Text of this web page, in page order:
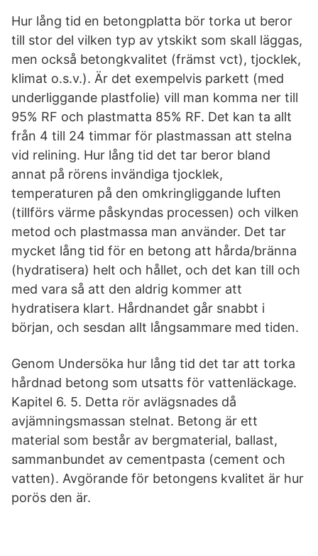
Hur lång tid en betongplatta bör torka ut beror
till stor del vilken typ av ytskikt som skall läggas,
men också betongkvalitet (främst vct), tjocklek,
klimat o.s.v.). Är det exempelvis parkett (med
underliggande plastfolie) vill man komma ner till
95% RF och plastmatta 85% RF. Det kan ta allt
från 4 till 24 timmar för plastmassan att stelna
vid relining. Hur lång tid det tar beror bland
annat på rörens invändiga tjocklek,
temperaturen på den omkringliggande luften
(tillförs värme påskyndas processen) och vilken
metod och plastmassa man använder. Det tar
mycket lång tid för en betong att hårda/bränna
(hydratisera) helt och hållet, och det kan till och
med vara så att den aldrig kommer att
hydratisera klart. Hårdnandet går snabbt i
början, och sesdan allt långsammare med tiden.
Genom Undersöka hur lång tid det tar att torka
hårdnad betong som utsatts för vattenläckage.
Kapitel 6. 5. Detta rör avlägsnades då
avjämningsmassan stelnat. Betong är ett
material som består av bergmaterial, ballast,
sammanbundet av cementpasta (cement och
vatten). Avgörande för betongens kvalitet är hur
porös den är.